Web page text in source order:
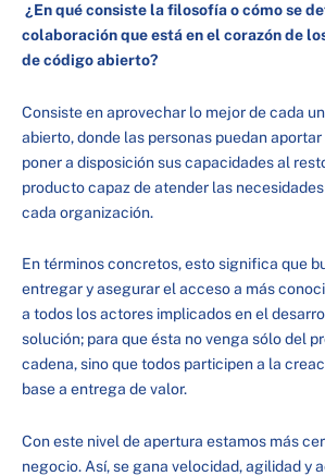
¿En qué consiste la filosofía o cómo se
colaboración que está en el corazón de
de código abierto?
Consiste en aprovechar lo mejor de cada
abierto, donde las personas puedan aportar
poner a disposición sus capacidades al
producto capaz de atender las
cada organización.
En términos concretos, esto significa que
entregar y asegurar el acceso a más
a todos los actores implicados en el
solución; para que ésta no venga sólo del
cadena, sino que todos participen a la
base a entrega de valor.
Con este nivel de apertura estamos más
negocio. Así, se gana velocidad, agilidad y